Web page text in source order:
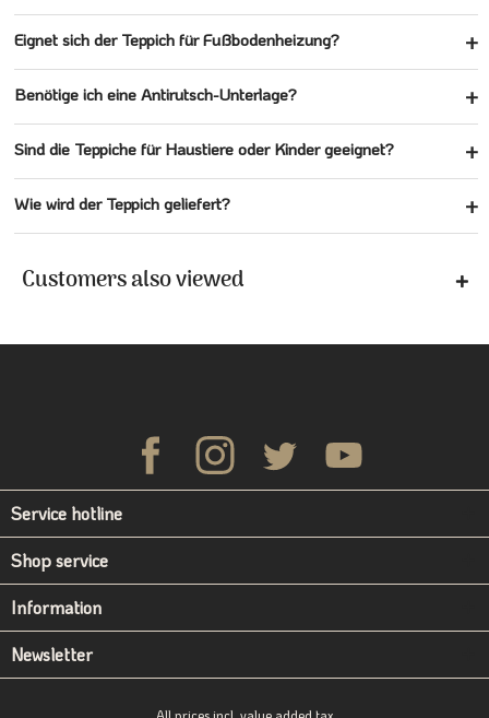
Eignet sich der Teppich für Fußbodenheizung?
Benötige ich eine Antirutsch-Unterlage?
Sind die Teppiche für Haustiere oder Kinder geeignet?
Wie wird der Teppich geliefert?
Customers also viewed
Service hotline
Shop service
Information
Newsletter